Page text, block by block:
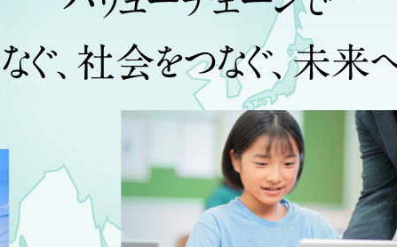
DAIWABO
iDATEN（韋駄天） iKAZUCHI（雷）
最新 IR 情報 5分でわかるダイワボ
ダイワボウ情報シス
DIS サステナビリ